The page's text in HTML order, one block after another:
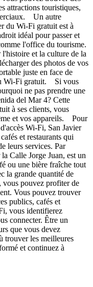
attractions touristiques,
Un autre
du Wi-Fi gratuit est à
idéal pour passer et
l'office du tourisme.
l'histoire et la culture de la
des photos de vos
juste en face de
Wi-Fi gratuit. Si vous
ne pas prendre une
del Mar 4? Cette
à ses clients, vous
et vos appareils. Pour
Wi-Fi, San Javier
et restaurants qui
leurs services. Par
Calle Jorge Juan, est un
ou une bière fraîche tout
la grande quantité de
vous pouvez profiter de
Vous pouvez trouver
publics, cafés et
vous identifierez
connecter. Être un
que vous devez
trouver les meilleures
et continuez à